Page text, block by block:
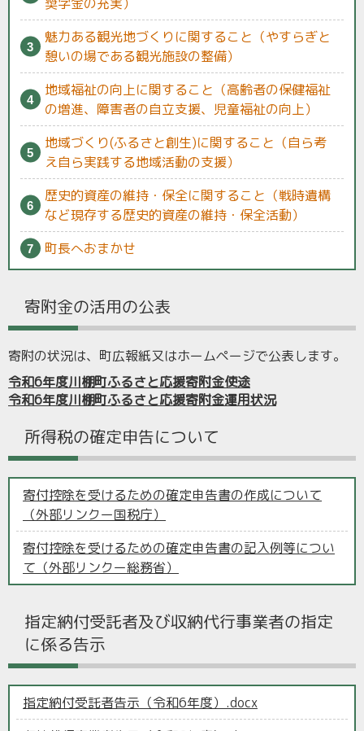
魅力ある観光地づくりに関すること（やすらぎと
憩いの場である観光施設の整備）
地域福祉の向上に関すること（高齢者の保健福祉
の増進、障害者の自立支援、児童福祉の向上）
地域づくり(ふるさと創生)に関すること（自ら考
え自ら実践する地域活動の支援）
歴史的資産の維持・保全に関すること（戦時遺構
など現存する歴史的資産の維持・保全活動）
町長へおまかせ
寄附金の活用の公表
寄附の状況は、町広報紙又はホームページで公表します。
令和6年度川棚町ふるさと応援寄附金使途
令和6年度川棚町ふるさと応援寄附金運用状況
所得税の確定申告について
寄付控除を受けるための確定申告書の作成について
（外部リンクー国税庁）
寄付控除を受けるための確定申告書の記入例等につい
て（外部リンクー総務省）
指定納付受託者及び収納代行事業者の指定
に係る告示
指定納付受託者告示（令和6年度）.docx